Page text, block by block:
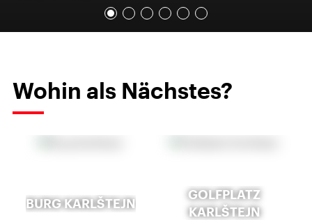
Wohin als Nächstes?
BURG KARLŠTEJN
GOLFPLATZ
KARLŠTEJN